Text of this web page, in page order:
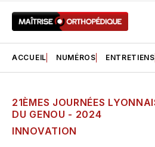
ACCUEIL NUMÉROS ENTRETIENS
21ÈMES JOURNÉES
DU GENOU - 2024
INNOVATION